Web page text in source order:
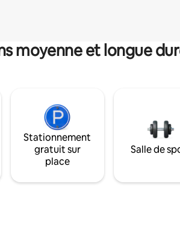
moyenne et longue
Stationnement
gratuit sur
place
Salle de